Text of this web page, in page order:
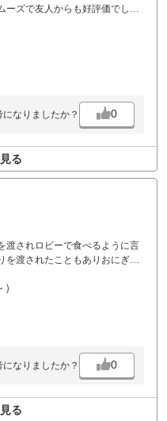
ーズで友人からも好評価でし
ですが、納得できます。
でした。
なりましたか？ 0
る
渡されロビーで食べるように言
を渡されたこともありおにぎり
方なかったかも知れません。
なりましたか？ 0
る